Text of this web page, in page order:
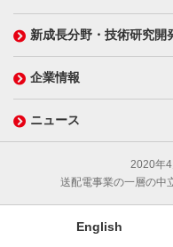
新成長分野・技術研究開
企業情報
ニュース
2020年4
送配電事業の一層の中
English